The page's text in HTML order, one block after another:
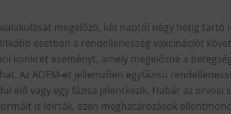
megelőző, két naptól négy hétig tartó
esetben a rendellenesség vakcinációt
konkrét eseményt, amely megelőzné a
Az ADEM-et jellemzően egyfázisú
elő vagy egy fázisa jelentkezik. Habár az orvosi
is leírták, ezen meghatározások